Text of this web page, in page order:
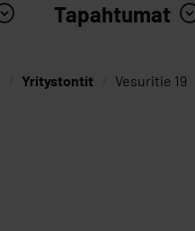
Tapahtumat
Yritystontit Vesuritie 19